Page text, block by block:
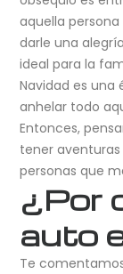
aquella
darle una
ideal para la
Navidad es una
anhelar todo
Entonces,
tener
personas que
¿Por
auto
Te